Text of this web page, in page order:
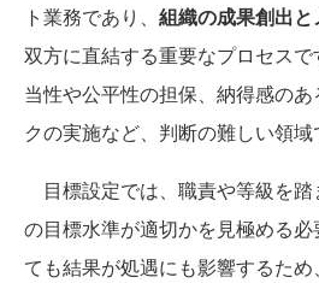
ト業務であり、 組織の成果創出
双方に直結する重要なプロセス
当性や公平性の担保、納得感の
クの実施など、判断の難しい領域
目標設定では、職責や等級を踏
の目標水準が適切かを見極める
ても結果が処遇にも影響するた